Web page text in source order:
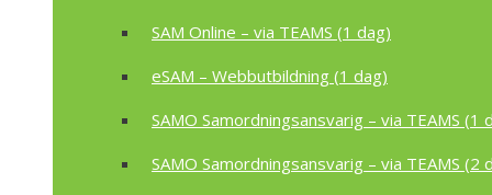
SAM Online – via TEAMS (1 dag)
eSAM – Webbutbildning (1 dag)
SAMO Samordningsansvarig – via TEAMS (1
SAMO Samordningsansvarig – via TEAMS (2